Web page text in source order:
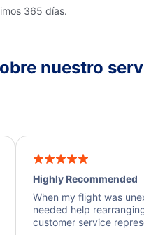
365 días.
nuestro
Highly Recommended
When my flight was
needed help
customer service